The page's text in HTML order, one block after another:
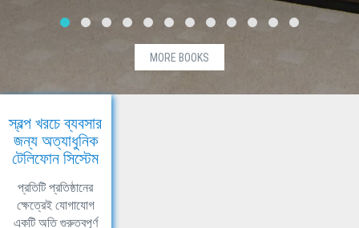
MORE BOOKS
স্বল্প খরচে ব্যবসার
জন্য অত্যাধুনিক
টেলিফোন সিস্টেম
প্রতিটি প্রতিষ্ঠানের
ক্ষেত্রেই যোগাযোগ
একটি অতি গুরুত্বপূর্ণ